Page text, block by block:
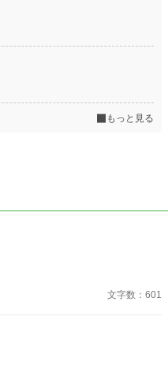
もっと見る
文字数：601